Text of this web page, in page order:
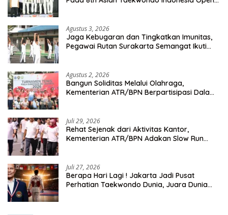
Agustus 3, 2026
Jaga Kebugaran dan Tingkatkan Imunitas,
Pegawai Rutan Surakarta Semangat Ikuti
Agustus 2, 2026
Bangun Soliditas Melalui Olahraga,
Kementerian ATR/BPN Berpartisipasi Dalam
Juli 29, 2026
Rehat Sejenak dari Aktivitas Kantor,
Kementerian ATR/BPN Adakan Slow Run
Juli 27, 2026
Berapa Hari Lagi ! Jakarta Jadi Pusat
Perhatian Taekwondo Dunia, Juara Dunia